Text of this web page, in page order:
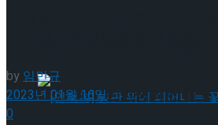
가 그려내는 인생의 선율
by임민규
2023년 01월 16일
0